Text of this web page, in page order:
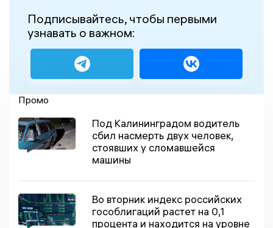
Подписывайтесь, чтобы первыми
узнавать о важном:
Промо
Под Калининградом водитель
сбил насмерть двух человек,
стоявших у сломавшейся
машины
Во вторник индекс российских
гособлигаций растет на 0,1
процента и находится на уровне